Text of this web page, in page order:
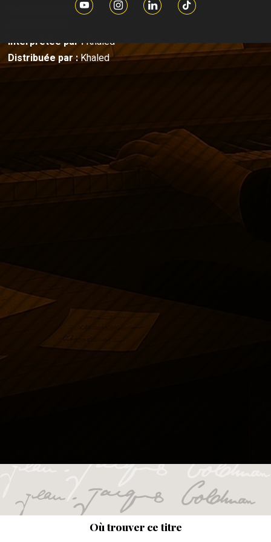
Version originale
Interprétée par :Khaled
Distribuée par :Khaled
Où trouver ce titre